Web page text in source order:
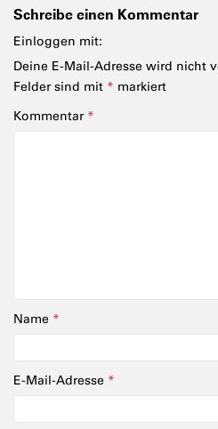
Schreibe einen Kommentar
Einloggen mit:
Deine E-Mail-Adresse wird nicht
Felder sind mit * markiert
Kommentar *
Name *
E-Mail-Adresse *